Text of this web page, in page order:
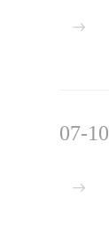
07-10